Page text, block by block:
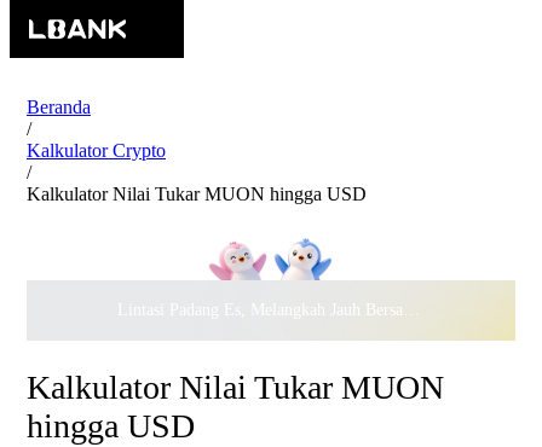
Beranda
/
Kalkulator Crypto
/
Kalkulator Nilai Tukar MUON hingga USD
Lintasi Padang Es, Melangkah Jauh Bersama · Rayakan
Kalkulator Nilai Tukar MUON
hingga USD